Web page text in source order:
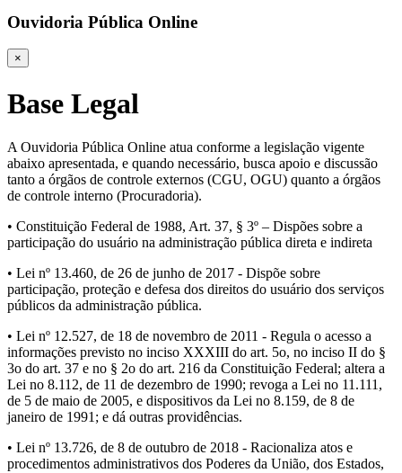
Ouvidoria Pública Online
×
Base Legal
A Ouvidoria Pública Online atua conforme a legislação vigente
abaixo apresentada, e quando necessário, busca apoio e discussão
tanto a órgãos de controle externos (CGU, OGU) quanto a órgãos
de controle interno (Procuradoria).
• Constituição Federal de 1988, Art. 37, § 3º – Dispões sobre a
participação do usuário na administração pública direta e indireta
• Lei nº 13.460, de 26 de junho de 2017 - Dispõe sobre
participação, proteção e defesa dos direitos do usuário dos serviços
públicos da administração pública.
• Lei nº 12.527, de 18 de novembro de 2011 - Regula o acesso a
informações previsto no inciso XXXIII do art. 5o, no inciso II do §
3o do art. 37 e no § 2o do art. 216 da Constituição Federal; altera a
Lei no 8.112, de 11 de dezembro de 1990; revoga a Lei no 11.111,
de 5 de maio de 2005, e dispositivos da Lei no 8.159, de 8 de
janeiro de 1991; e dá outras providências.
• Lei nº 13.726, de 8 de outubro de 2018 - Racionaliza atos e
procedimentos administrativos dos Poderes da União, dos Estados,